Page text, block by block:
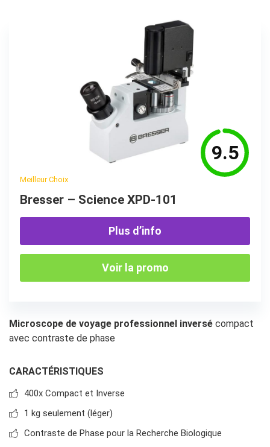
9.5
Meilleur Choix
Bresser – Science XPD-101
Plus d’info
Voir la promo
Microscope de voyage professionnel inversé compact
avec contraste de phase
CARACTÉRISTIQUES
400x Compact et Inverse
1 kg seulement (léger)
Contraste de Phase pour la Recherche Biologique